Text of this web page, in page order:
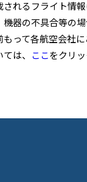
されるフライト情
器の不具合等の
って各航空会社に
は、
ここをクリッ